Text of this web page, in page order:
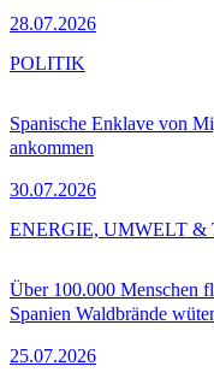
28.07.2026
Spanische Enklave von
ankommen
30.07.2026
POLITIK
Über 100.000 Menschen
Spanien Waldbrände
25.07.2026
ENERGIE, UMWELT &